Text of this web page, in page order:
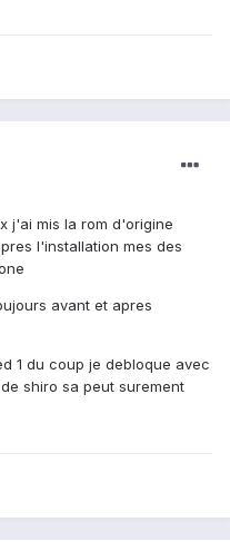
j'ai mis la rom d'origine
l'installation mes des
avant et apres
1 du coup je debloque avec
shiro sa peut surement